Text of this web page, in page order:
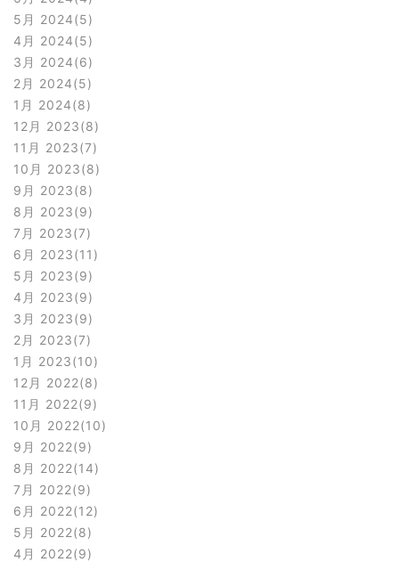
5月 2024 5
4月 2024 5
3月 2024 6
2月 2024 5
1月 2024 8
12月 2023 8
11月 2023 7
10月 2023 8
9月 2023 8
8月 2023 9
7月 2023 7
6月 2023 11
5月 2023 9
4月 2023 9
3月 2023 9
2月 2023 7
1月 2023 10
12月 2022 8
11月 2022 9
10月 2022 10
9月 2022 9
8月 2022 14
7月 2022 9
6月 2022 12
5月 2022 8
4月 2022 9